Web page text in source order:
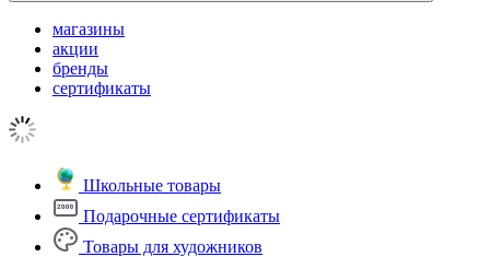
магазины
акции
бренды
сертификаты
Школьные товары
Подарочные сертификаты
Товары для художников